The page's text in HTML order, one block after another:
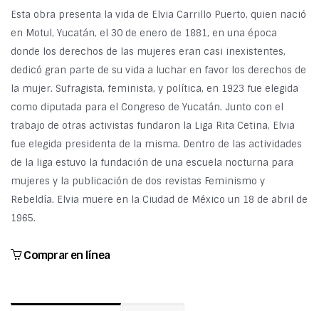
Esta obra presenta la vida de Elvia Carrillo Puerto, quien nació
en Motul, Yucatán, el 30 de enero de 1881, en una época
donde los derechos de las mujeres eran casi inexistentes,
dedicó gran parte de su vida a luchar en favor los derechos de
la mujer. Sufragista, feminista, y política, en 1923 fue elegida
como diputada para el Congreso de Yucatán. Junto con el
trabajo de otras activistas fundaron la Liga Rita Cetina, Elvia
fue elegida presidenta de la misma. Dentro de las actividades
de la liga estuvo la fundación de una escuela nocturna para
mujeres y la publicación de dos revistas Feminismo y
Rebeldía. Elvia muere en la Ciudad de México un 18 de abril de
1965.
Comprar en línea